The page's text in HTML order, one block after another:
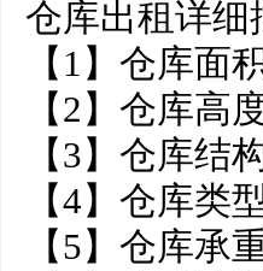
仓库出租详细
【1】仓库面
【2】仓库高
【3】仓库结
【4】仓库类
【5】仓库承